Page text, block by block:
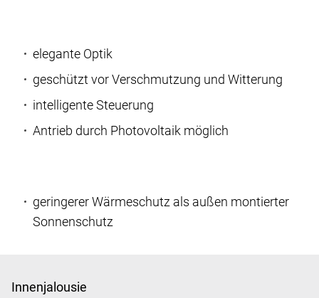
geringerer Wärmeschutz als außen montierter
Sonnenschutz
elegante Optik
geschützt vor Verschmutzung und Witterung
intelligente Steuerung
Antrieb durch Photovoltaik möglich
Innenjalousie